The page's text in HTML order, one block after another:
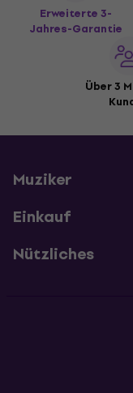
Erweiterte 3-
Jahres-Garantie
Über 3
Muziker
Einkauf
Nützliches